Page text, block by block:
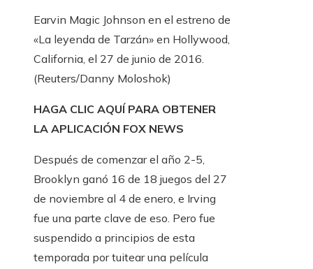
Earvin Magic Johnson en el estreno de
«La leyenda de Tarzán» en Hollywood,
California, el 27 de junio de 2016.
(Reuters/Danny Moloshok)
HAGA CLIC AQUÍ PARA OBTENER
LA APLICACIÓN FOX NEWS
Después de comenzar el año 2-5,
Brooklyn ganó 16 de 18 juegos del 27
de noviembre al 4 de enero, e Irving
fue una parte clave de eso. Pero fue
suspendido a principios de esta
temporada por tuitear una película